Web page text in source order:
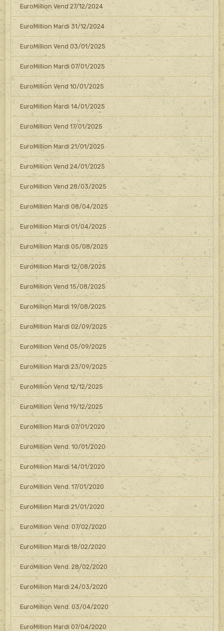
EuroMillion Vend 27/12/2024
EuroMillion Mardi 31/12/2024
EuroMillion Vend 03/01/2025
EuroMillion Mardi 07/01/2025
EuroMillion Vend 10/01/2025
EuroMillion Mardi 14/01/2025
EuroMillion Vend 17/01/2025
EuroMillion Mardi 21/01/2025
EuroMillion Vend 24/01/2025
EuroMillion Vend 28/03/2025
EuroMillion Mardi 08/04/2025
EuroMillion Mardi 01/04/2025
EuroMillion Mardi 05/08/2025
EuroMillion Mardi 12/08/2025
EuroMillion Vend 15/08/2025
EuroMillion Mardi 19/08/2025
EuroMillion Mardi 02/09/2025
EuroMillion Vend 05/09/2025
EuroMillion Mardi 23/09/2025
EuroMillion Vend 12/12/2025
EuroMillion Vend 19/12/2025
EuroMillion Mardi 07/01/2020
EuroMillion Vend. 10/01/2020
EuroMillion Mardi 14/01/2020
EuroMillion Vend. 17/01/2020
EuroMillion Mardi 21/01/2020
EuroMillion Vend. 07/02/2020
EuroMillion Mardi 18/02/2020
EuroMillion Vend. 28/02/2020
EuroMillion Mardi 24/03/2020
EuroMillion Vend. 03/04/2020
EuroMillion Mardi 07/04/2020